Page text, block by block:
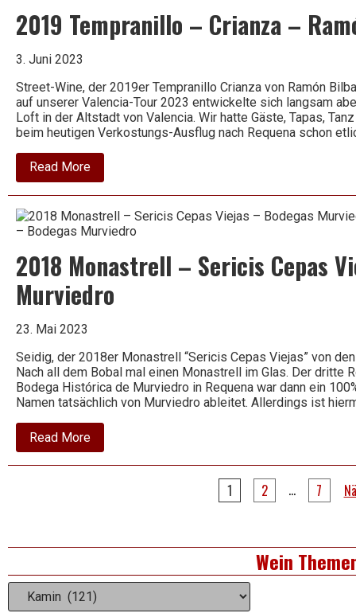
Mustiguillo
2019 Tempranillo – Crianza –
3. Juni 2023
Street-Wine, der 2019er Tempranillo Crianza von Ramón
auf unserer Valencia-Tour 2023 entwickelte sich langsam
Loft in der Altstadt von Valencia. Wir hatte Gäste, Tapas,
beim heutigen Verkostungs-Ausflug nach Requena schon
Read Moreabout
2019
Tempranillo
Crianza
–
2018 Monastrell – Sericis Cepas
Murviedro
23. Mai 2023
Seidig, der 2018er Monastrell “Sericis Cepas Viejas” von
Nach all dem Bobal mal einen Monastrell im Glas. Der dritte
Bodega Histórica de Murviedro in Requena war dann ein
Namen tatsächlich von Murviedro ableitet. Allerdings ist
Read Moreabout
2018
Monastrell
Murviedro
Seitennummerierung
Beiträge
1 2 … 7
Right
Asides
Wein
Wein
Themen